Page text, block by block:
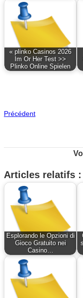
« plinko Casinos 2026
Im Or Her Test >>
Plinko Online Spielen
Précédent
Articles relatifs :
Esplorando le Opzioni di
Gioco Gratuito nei
Casino…